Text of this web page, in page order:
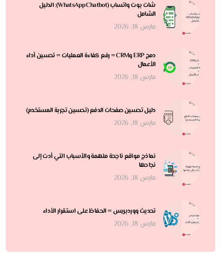
شات بوت واتساب (WhatsApp Chatbot): الدليل
الشامل
مارس 18, 2026
دمج ERP وCRM = رفع كفاءة العمليات = تحسين أداء
الأعمال
مارس 18, 2026
دليل تحسين صفحات الدفع (تحسين تجربة المستخدم)
مارس 18, 2026
نماذج مواقع ناجحة ملهمة والأسباب التي أدت إلى
نجاحها
مارس 18, 2026
تحديث ووردبريس = الحفاظ على استقرار الأداء
مارس 18, 2026